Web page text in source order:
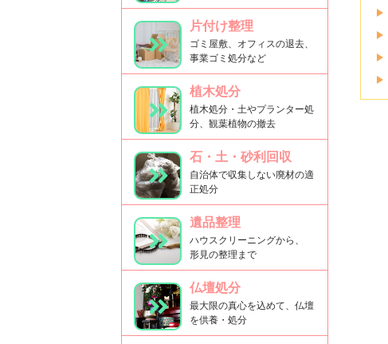
片付け整理
ゴミ屋敷、オフィスの退去、
事業ゴミ処分など
植木処分
植木処分・土やプランター処
分、観葉植物の撤去
石・土・砂利回収
自治体で収集しない廃材の適
正処分
遺品整理
ハウスクリーニングから、
形見の整理まで
仏壇処分
最大限の真心を込めて、仏壇
を供養・処分